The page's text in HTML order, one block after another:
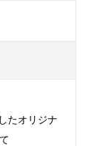
たオリジナ